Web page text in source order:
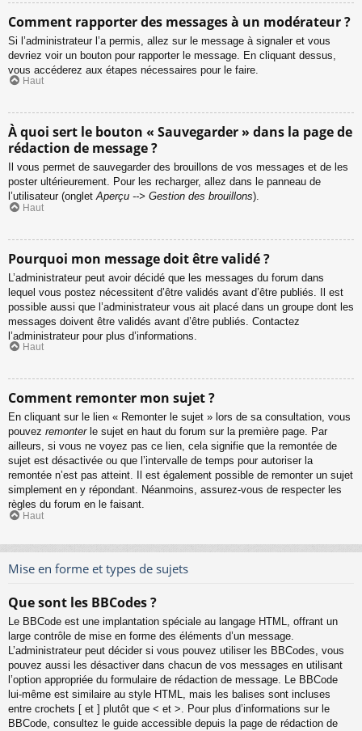
Comment rapporter des messages à un modérateur ?
Si l’administrateur l’a permis, allez sur le message à signaler et vous
devriez voir un bouton pour rapporter le message. En cliquant dessus,
vous accéderez aux étapes nécessaires pour le faire.
Haut
À quoi sert le bouton « Sauvegarder » dans la page de
rédaction de message ?
Il vous permet de sauvegarder des brouillons de vos messages et de les
poster ultérieurement. Pour les recharger, allez dans le panneau de
l’utilisateur (ongletAperçu --> Gestion des brouillons).
Haut
Pourquoi mon message doit être validé ?
L’administrateur peut avoir décidé que les messages du forum dans
lequel vous postez nécessitent d’être validés avant d’être publiés. Il est
possible aussi que l’administrateur vous ait placé dans un groupe dont les
messages doivent être validés avant d’être publiés. Contactez
l’administrateur pour plus d’informations.
Haut
Comment remonter mon sujet ?
En cliquant sur le lien « Remonter le sujet » lors de sa consultation, vous
pouvez remonterle sujet en haut du forum sur la première page. Par
ailleurs, si vous ne voyez pas ce lien, cela signifie que la remontée de
sujet est désactivée ou que l’intervalle de temps pour autoriser la
remontée n’est pas atteint. Il est également possible de remonter un sujet
simplement en y répondant. Néanmoins, assurez-vous de respecter les
règles du forum en le faisant.
Haut
Mise en forme et types de sujets
Que sont les BBCodes ?
Le BBCode est une implantation spéciale au langage HTML, offrant un
large contrôle de mise en forme des éléments d’un message.
L’administrateur peut décider si vous pouvez utiliser les BBCodes, vous
pouvez aussi les désactiver dans chacun de vos messages en utilisant
l’option appropriée du formulaire de rédaction de message. Le BBCode
lui-même est similaire au style HTML, mais les balises sont incluses
entre crochets [ et ] plutôt que < et >. Pour plus d’informations sur le
BBCode, consultez le guide accessible depuis la page de rédaction de